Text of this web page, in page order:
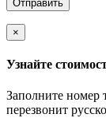
×
Узнайте
Заполните номер
перезвонит